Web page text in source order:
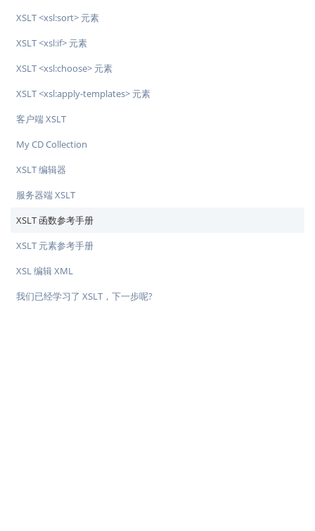
XSLT <xsl:sort> 元素
XSLT <xsl:if> 元素
XSLT <xsl:choose> 元素
XSLT <xsl:apply-templates> 元素
客户端 XSLT
My CD Collection
XSLT 编辑器
服务器端 XSLT
XSLT 函数参考手册
XSLT 元素参考手册
XSL 编辑 XML
我们已经学习了 XSLT，下一步呢?